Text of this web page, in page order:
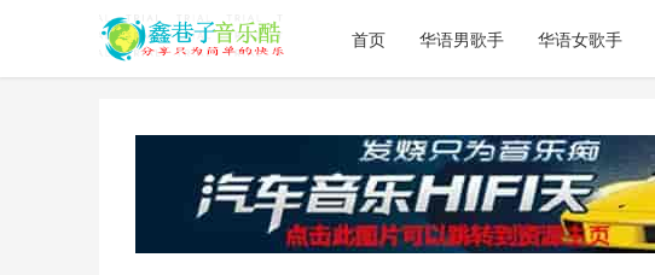
首页 华语男歌手 华语女歌手